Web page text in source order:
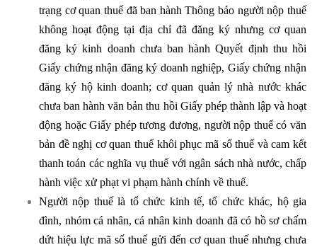
trạng cơ quan thuế đã ban hành Thông báo người nộp thuế
không hoạt động tại địa chỉ đã đăng ký nhưng cơ quan
đăng ký kinh doanh chưa ban hành Quyết định thu hồi
Giấy chứng nhận đăng ký doanh nghiệp, Giấy chứng nhận
đăng ký hộ kinh doanh; cơ quan quản lý nhà nước khác
chưa ban hành văn bản thu hồi Giấy phép thành lập và hoạt
động hoặc Giấy phép tương đương, người nộp thuế có văn
bản đề nghị cơ quan thuế khôi phục mã số thuế và cam kết
thanh toán các nghĩa vụ thuế với ngân sách nhà nước, chấp
hành việc xử phạt vi phạm hành chính về thuế.
Người nộp thuế là tổ chức kinh tế, tổ chức khác, hộ gia
đình, nhóm cá nhân, cá nhân kinh doanh đã có hồ sơ chấm
dứt hiệu lực mã số thuế gửi đến cơ quan thuế nhưng chưa